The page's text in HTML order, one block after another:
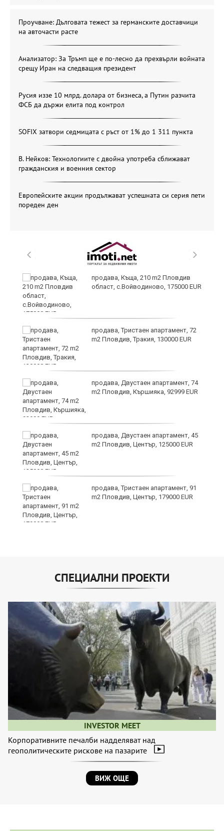
Проучване: Дълговата тежест за германските доставчици
на авточасти расте
Анализатор: За Тръмп ще е по-лесно да прехвърли войната
срещу Иран на следващия президент
Русия иззе 10 млрд. долара от бизнеса, а Путин разчита
ФСБ да държи елита под контрол
SOFIX затвори седмицата с ръст от 1% до 1 311 пункта
В. Нейков: Технологиите с двойна употреба сближават
гражданския и военния сектор
Европейските акции продължават успешната си серия пети
пореден ден
продава, Къща, 210 m2 Пловдив
област, с.Войводиново, 175000 EUR
продава, Тристаен апартамент, 72
m2 Пловдив, Тракия, 130000 EUR
продава, Двустаен апартамент, 74
m2 Пловдив, Кършияка, 92999 EUR
продава, Двустаен апартамент, 45
m2 Пловдив, Център, 125000 EUR
продава, Тристаен апартамент, 91
m2 Пловдив, Център, 179000 EUR
СПЕЦИАЛНИ ПРОЕКТИ
INVESTOR MEET
Корпоративните печалби надделяват над
геополитическите рискове на пазарите
ВИЖ ОЩЕ